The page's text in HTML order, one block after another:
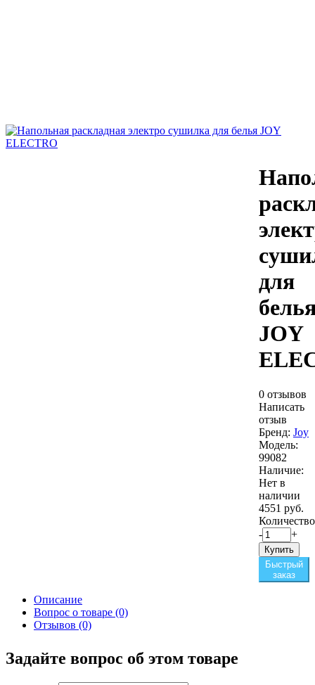
для
JOY
0 отзывов
Написать
отзыв
Бренд: Joy
Модель:
99082
Наличие:
Нет в
наличии
4551 руб.
Количество
-
+
Купить
Быстрый
заказ
Описание
Вопрос о товаре (0)
Отзывов (0)
Задайте вопрос об этом товаре